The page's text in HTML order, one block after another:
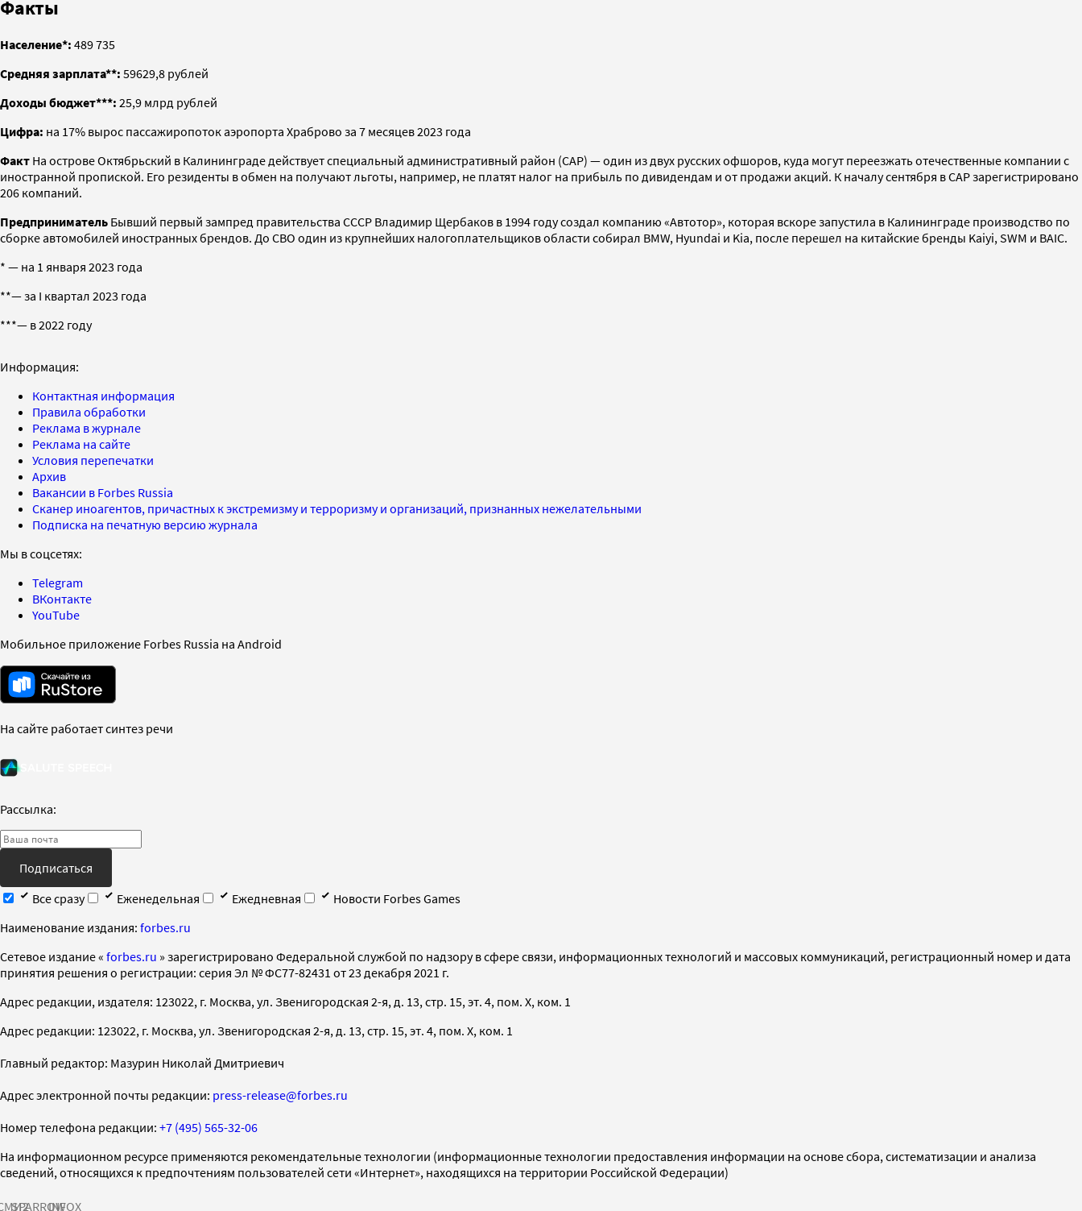
Факты
Население*: 489 735
Средняя зарплата**: 59629,8 рублей
Доходы бюджет***: 25,9 млрд рублей
Цифра: на 17% вырос пассажиропоток аэропорта Храброво за 7 месяцев 2023 года
Факт На острове Октябрьский в Калининграде действует специальный административный район (САР) — один из двух русских офшоров, куда могут переезжать отечественные компании с
иностранной пропиской. Его резиденты в обмен на получают льготы, например, не платят налог на прибыль по дивидендам и от продажи акций. К началу сентября в САР зарегистрировано
206 компаний.
Предприниматель Бывший первый зампред правительства СССР Владимир Щербаков в 1994 году создал компанию «Автотор», которая вскоре запустила в Калининграде производство по
сборке автомобилей иностранных брендов. До СВО один из крупнейших налогоплательщиков области собирал BMW, Hyundai и Kia, после перешел на китайские бренды Kaiyi, SWM и BAIC.
* — на 1 января 2023 года
**— за I квартал 2023 года
***— в 2022 году
Информация:
Контактная информация
Правила обработки
Реклама в журнале
Реклама на сайте
Условия перепечатки
Архив
Вакансии в Forbes Russia
Сканер иноагентов, причастных к экстремизму и терроризму и организаций, признанных нежелательными
Подписка на печатную версию журнала
Мы в соцсетях:
Telegram
ВКонтакте
YouTube
Мобильное приложение Forbes Russia на Android
На сайте работает синтез речи
Рассылка:
Подписаться
Все сразу
Еженедельная Ежедневная
Новости Forbes Games
Наименование издания: forbes.ru
Cетевое издание « forbes.ru » зарегистрировано Федеральной службой по надзору в сфере связи, информационных технологий и массовых коммуникаций, регистрационный номер и дата
принятия решения о регистрации: серия Эл № ФС77-82431 от 23 декабря 2021 г.
Адрес редакции, издателя: 123022, г. Москва, ул. Звенигородская 2-я, д. 13, стр. 15, эт. 4, пом. X, ком. 1
Адрес редакции: 123022, г. Москва, ул. Звенигородская 2-я, д. 13, стр. 15, эт. 4, пом. X, ком. 1
Главный редактор: Мазурин Николай Дмитриевич
Адрес электронной почты редакции: press-release@forbes.ru
Номер телефона редакции: +7 (495) 565-32-06
На информационном ресурсе применяются рекомендательные технологии (информационные технологии предоставления информации на основе сбора, систематизации и анализа
сведений, относящихся к предпочтениям пользователей сети «Интернет», находящихся на территории Российской Федерации)
SPARROWINFOX